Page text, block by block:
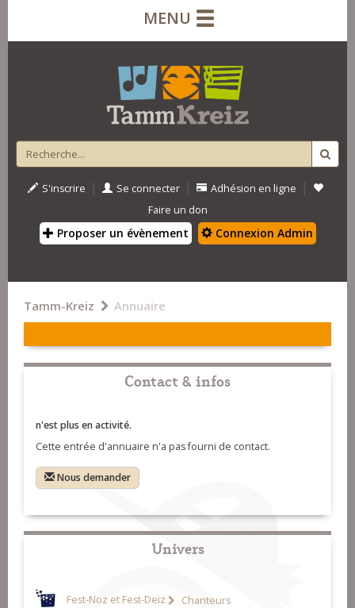
MENU
S'inscrire | Se connecter | Adhésion en ligne |
Faire un don
Proposer un évènement Connexion Admin
Tamm-Kreiz Annuaire
Contact & infos
n'est plus en activité.
Cette entrée d'annuaire n'a pas fourni de contact.
Nous demander
Univers
Fest-Noz et Fest-Deiz Chanteurs